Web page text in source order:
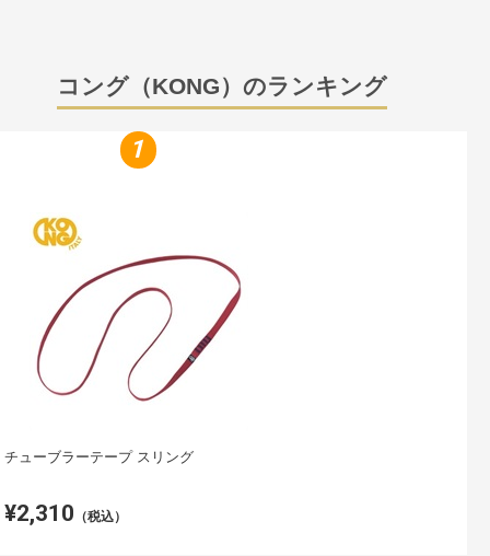
コング（KONG）のランキング
1
チューブラーテープ スリング
¥2,310 （税込）